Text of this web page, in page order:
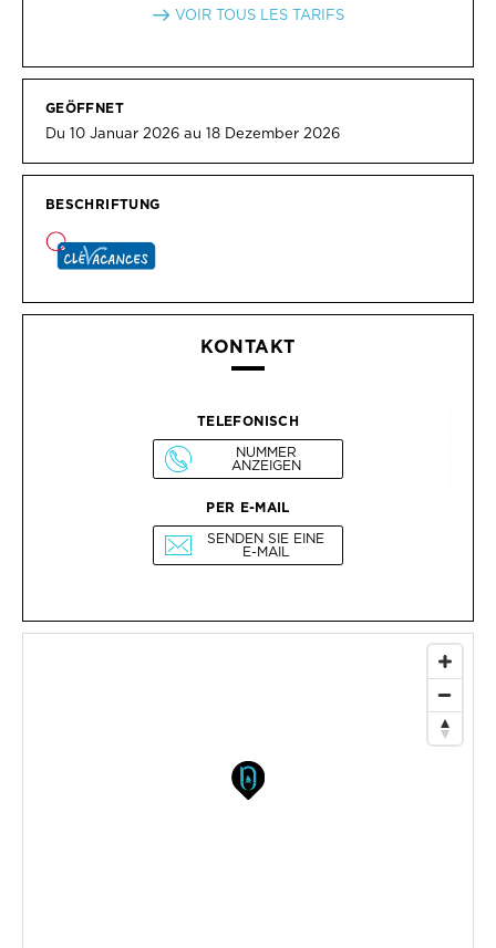
VOIR TOUS LES TARIFS
GEÖFFNET
Du 10 Januar 2026 au 18 Dezember 2026
BESCHRIFTUNG
KONTAKT
TELEFONISCH
NUMMER
ANZEIGEN
PER E-MAIL
SENDEN SIE EINE
E-MAIL